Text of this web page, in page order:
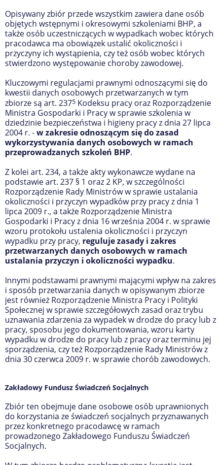
Opisywany zbiór przede wszystkim zawiera dane osób
objętych wstępnymi i okresowymi szkoleniami BHP, a
także osób uczestniczących w wypadkach wobec których
pracodawca ma obowiązek ustalić okoliczności i
przyczyny ich wystąpienia, czy też osób wobec których
stwierdzono występowanie choroby zawodowej.
Kluczowymi regulacjami prawnymi odnoszącymi się do
kwestii danych osobowych przetwarzanych w tym
zbiorze są art. 2375 Kodeksu pracy oraz Rozporządzenie
Ministra Gospodarki i Pracy w sprawie szkolenia w
dziedzinie bezpieczeństwa i higieny pracy z dnia 27 lipca
2004 r. -w zakresie odnoszącym się do zasad
wykorzystywania danych osobowych w ramach
przeprowadzanych szkoleń BHP.
Z kolei art. 234, a także akty wykonawcze wydane na
podstawie art. 237 § 1 oraz 2 KP, w szczególności
Rozporządzenie Rady Ministrów w sprawie ustalania
okoliczności i przyczyn wypadków przy pracy z dnia 1
lipca 2009 r., a także Rozporządzenie Ministra
Gospodarki i Pracy z dnia 16 września 2004 r. w sprawie
wzoru protokołu ustalenia okoliczności i przyczyn
wypadku przy pracy, reguluje zasady i zakres
przetwarzanych danych osobowych w ramach
ustalania przyczyn i okoliczności wypadku.
Innymi podstawami prawnymi mającymi wpływ na zakres
i sposób przetwarzania danych w opisywanym zbiorze
jest również Rozporządzenie Ministra Pracy i Polityki
Społecznej w sprawie szczegółowych zasad oraz trybu
uznawania zdarzenia za wypadek w drodze do pracy lub z
pracy, sposobu jego dokumentowania, wzoru karty
wypadku w drodze do pracy lub z pracy oraz terminu jej
sporządzenia, czy też Rozporządzenie Rady Ministrów z
dnia 30 czerwca 2009 r. w sprawie chorób zawodowych.
Zakładowy Fundusz Świadczeń Socjalnych
Zbiór ten obejmuje dane osobowe osób uprawnionych
do korzystania ze świadczeń socjalnych przyznawanych
przez konkretnego pracodawcę w ramach
prowadzonego Zakładowego Funduszu Świadczeń
Socjalnych.